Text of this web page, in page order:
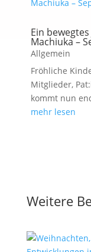
Ein
Machiuka –
Allgemein
Fröhliche
Mitglieder,
kommt nun
mehr lesen
Weitere